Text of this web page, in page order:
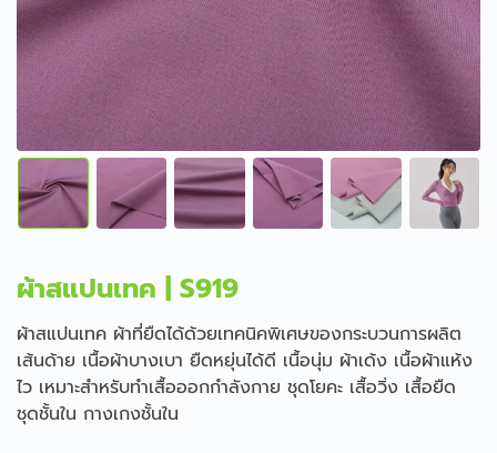
ผ้าสแปนเทค | S919
ผ้าสแปนเทค ผ้าที่ยืดได้ด้วยเทคนิคพิเศษของกระบวนการผลิต
เส้นด้าย เนื้อผ้าบางเบา ยืดหยุ่นได้ดี เนื้อนุ่ม ผ้าเด้ง เนื้อผ้าแห้ง
ไว เหมาะสำหรับทำเสื้อออกกำลังกาย ชุดโยคะ เสื้อวิ่ง เสื้อยืด
ชุดชั้นใน กางเกงชั้นใน